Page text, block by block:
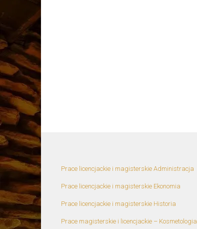
Prace licencjackie i magisterskie Administracja
Prace licencjackie i magisterskie Ekonomia
Prace licencjackie i magisterskie Historia
Prace magisterskie i licencjackie – Kosmetologia